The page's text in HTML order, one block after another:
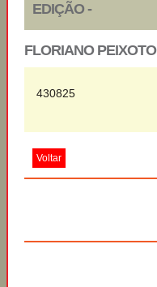
EDIÇÃO -
FLORIANO PEIXOTO
430825
Voltar